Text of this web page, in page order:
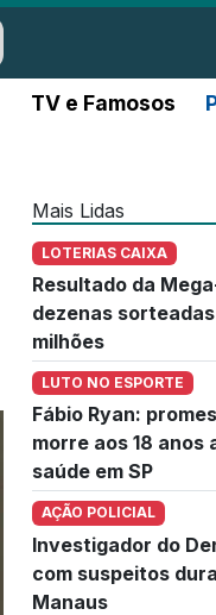
TV e Famosos
Mais Lidas
LOTERIAS CAIXA
Resultado da
dezenas
milhões
LUTO NO ESPORTE
Fábio Ryan:
morre aos 18 anos
saúde em SP
AÇÃO POLICIAL
Investigador do
com suspeitos
Manaus